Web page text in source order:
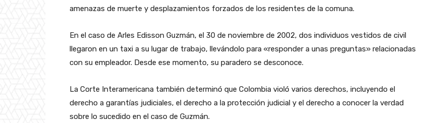
amenazas de muerte y desplazamientos forzados de los residentes de la comuna.
En el caso de Arles Edisson Guzmán, el 30 de noviembre de 2002, dos individuos vestidos de civil
llegaron en un taxi a su lugar de trabajo, llevándolo para «responder a unas preguntas» relacionadas
con su empleador. Desde ese momento, su paradero se desconoce.
La Corte Interamericana también determinó que Colombia violó varios derechos, incluyendo el
derecho a garantías judiciales, el derecho a la protección judicial y el derecho a conocer la verdad
sobre lo sucedido en el caso de Guzmán.